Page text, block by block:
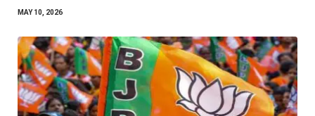
MAY 10, 2026